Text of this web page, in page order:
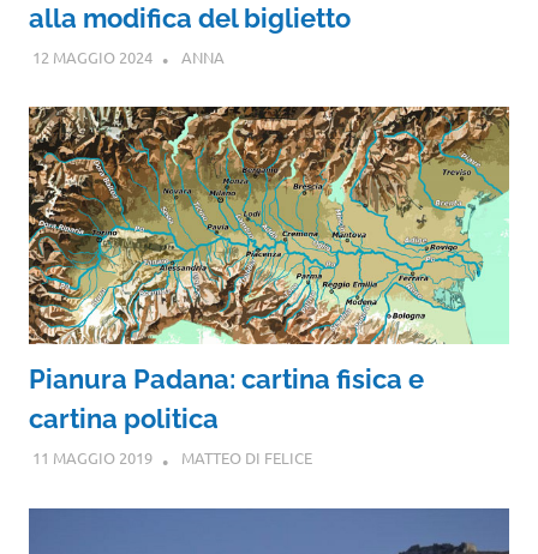
alla modifica del biglietto
12 MAGGIO 2024 ANNA
Pianura Padana: cartina fisica e
cartina politica
11 MAGGIO 2019 MATTEO DI FELICE